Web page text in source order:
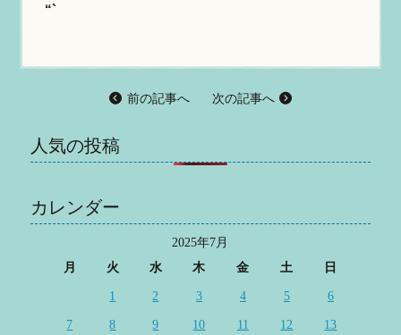
“`
前の記事へ 次の記事へ
人気の投稿
カレンダー
2025年7月
月
火 水 木 金 土 日
1 2 3 4 5 6
7 8 9 10 11 12 13